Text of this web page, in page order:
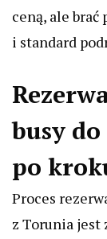
ceną, ale brać
i standard
busy
po
Proces
z Torunia jest